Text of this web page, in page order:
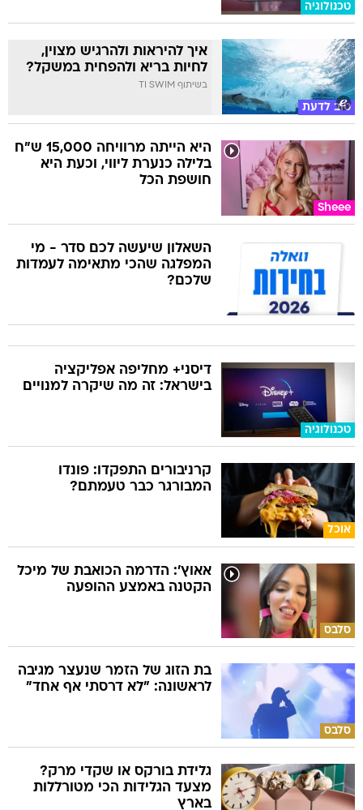
טכנולוגיה
טוב לדעת
איך להיראות ולהרגיש מצוין,
לחיות בריא ולהפחית במשקל?
בשיתוף TI SWIM
Sheee
היא הייתה מרוויחה 15,000 ש"ח
בלילה כנערת ליווי, וכעת היא
חושפת הכל
השאלון שיעשה לכם סדר - מי
המפלגה שהכי מתאימה לעמדות
שלכם?
טכנולוגיה
דיסני+ מחליפה אפליקציה
בישראל: זה מה שיקרה למנויים
אוכל
קרניבורים התפקדו: פונדו
המבורגר כבר טעמתם?
סלבס
אאוץ': הדרמה הכואבת של מיכל
הקטנה באמצע ההופעה
סלבס
בת הזוג של הזמר שנעצר מגיבה
לראשונה: "לא דרסתי אף אחד"
גלידת בורקס או שקדי מרק?
מצעד הגלידות הכי מטורללות
בארץ